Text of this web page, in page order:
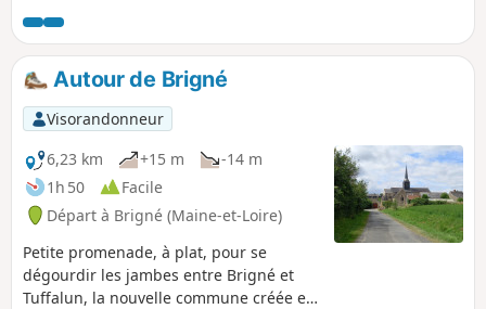
un sentier. La suite du parcours offre une vue imprenable
sur les coteaux du Layon, en descendant jusqu’au village de
Rablay-sur-Layon, via le chemin escarpé de la Sillanderie.
En revenant vers Beaulieu-sur-Layon, le parcours passe
devant le Château de la Mulonnière, puis emprunte la Rue
du Moulin des Cinq qui offre une vue magnifique sur la
campagne environnante.
Autour de Brigné
Visorandonneur
6,23 km
+15 m
-14 m
1h 50
Facile
Départ à Brigné (Maine-et-Loire)
Petite promenade, à plat, pour se
dégourdir les jambes entre Brigné et
Tuffalun, la nouvelle commune créée en